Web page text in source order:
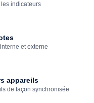
indicateurs
et externe
appareils
de façon synchronisée